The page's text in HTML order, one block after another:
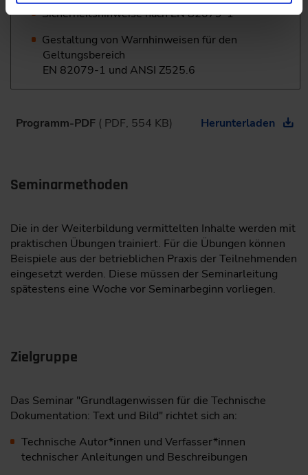
Sicherheitshinweise nach EN 82079-1
Gestaltung von Warnhinweisen für den
Geltungsbereich
EN 82079-1 und ANSI Z525.6
Programm-PDF ( PDF, 554 KB) Herunterladen
Seminarmethoden
Die in der Weiterbildung vermittelten Inhalte werden mit
praktischen Übungen trainiert. Für die Übungen können
Beispiele aus der betrieblichen Praxis der Teilnehmenden
eingesetzt werden. Diese müssen der Seminarleitung
spätestens eine Woche vor Seminarbeginn vorliegen.
Zielgruppe
Das Seminar "Grundlagenwissen für die Technische
Dokumentation: Text und Bild" richtet sich an:
Technische Autor*innen und Verfasser*innen
technischer Anleitungen und Beschreibungen